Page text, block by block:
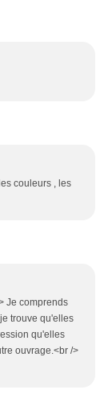
couleurs , les
Je comprends
trouve qu'elles
qu'elles
ouvrage.<br />